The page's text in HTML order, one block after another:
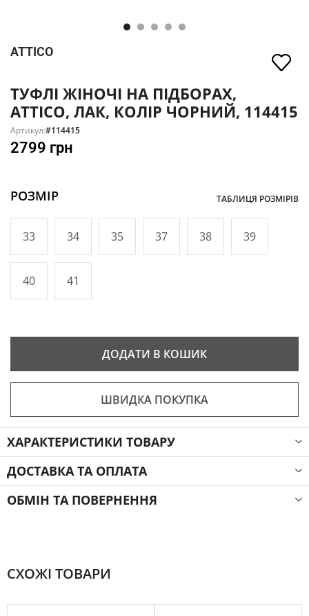
ATTICO
ТУФЛІ ЖІНОЧІ НА ПІДБОРАХ,
ATTICO, ЛАК, КОЛІР ЧОРНИЙ, 114415
Артикул:#114415
2799 грн
РОЗМІР ТАБЛИЦЯ РОЗМІРІВ
33 34 35 37 38 39
40 41
ДОДАТИ В КОШИК
ШВИДКА ПОКУПКА
ХАРАКТЕРИСТИКИ ТОВАРУ
ДОСТАВКА ТА ОПЛАТА
ОБМІН ТА ПОВЕРНЕННЯ
СХОЖІ ТОВАРИ